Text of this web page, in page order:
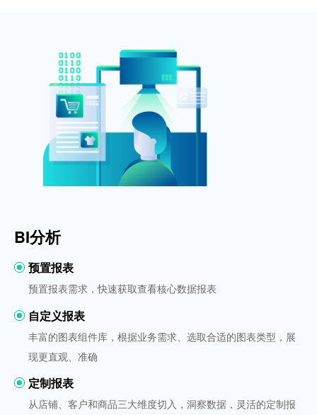
BI分析
预置报表
预置报表需求，快速获取查看核心数据报表
自定义报表
丰富的图表组件库，根据业务需求、选取合适的图表类型，展
现更直观、准确
定制报表
从店铺、客户和商品三大维度切入，洞察数据，灵活的定制报